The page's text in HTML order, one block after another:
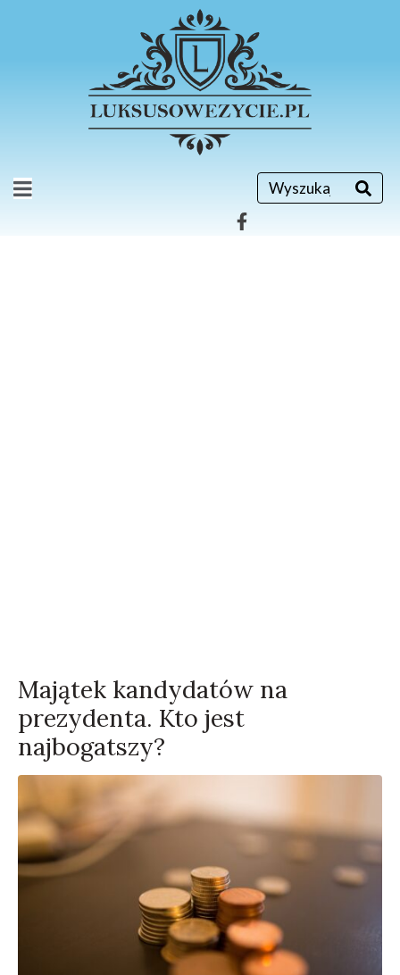
Majątek kandydatów na
prezydenta. Kto jest
najbogatszy?